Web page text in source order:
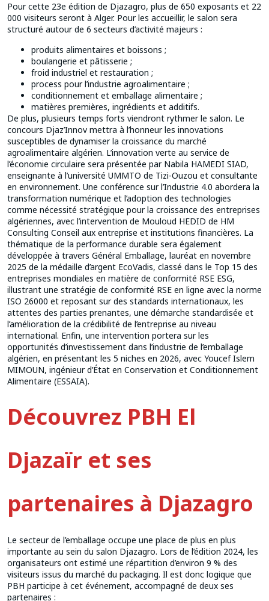
Pour cette 23e édition de Djazagro, plus de 650 exposants et 22
000 visiteurs seront à Alger. Pour les accueillir, le salon sera
structuré autour de 6 secteurs d’activité majeurs :
produits alimentaires et boissons ;
boulangerie et pâtisserie ;
froid industriel et restauration ;
process pour l’industrie agroalimentaire ;
conditionnement et emballage alimentaire ;
matières premières, ingrédients et additifs.
De plus, plusieurs temps forts viendront rythmer le salon. Le
concours Djaz’Innov mettra à l’honneur les innovations
susceptibles de dynamiser la croissance du marché
agroalimentaire algérien. L’innovation verte au service de
l’économie circulaire sera présentée par Nabila HAMEDI SIAD,
enseignante à l’université UMMTO de Tizi-Ouzou et consultante
en environnement. Une conférence sur l’Industrie 4.0 abordera la
transformation numérique et l’adoption des technologies
comme nécessité stratégique pour la croissance des entreprises
algériennes, avec l’intervention de Mouloud HEDID de HM
Consulting Conseil aux entreprise et institutions financières. La
thématique de la performance durable sera également
développée à travers Général Emballage, lauréat en novembre
2025 de la médaille d’argent EcoVadis, classé dans le Top 15 des
entreprises mondiales en matière de conformité RSE ESG,
illustrant une stratégie de conformité RSE en ligne avec la norme
ISO 26000 et reposant sur des standards internationaux, les
attentes des parties prenantes, une démarche standardisée et
l’amélioration de la crédibilité de l’entreprise au niveau
international. Enfin, une intervention portera sur les
opportunités d’investissement dans l’industrie de l’emballage
algérien, en présentant les 5 niches en 2026, avec Youcef Islem
MIMOUN, ingénieur d’État en Conservation et Conditionnement
Alimentaire (ESSAIA).
Découvrez PBH El
Djazaïr et ses
partenaires à Djazagro
Le secteur de l’emballage occupe une place de plus en plus
importante au sein du salon Djazagro. Lors de l’édition 2024, les
organisateurs ont estimé une répartition d’environ 9 % des
visiteurs issus du marché du packaging. Il est donc logique que
PBH participe à cet événement, accompagné de deux ses
partenaires :